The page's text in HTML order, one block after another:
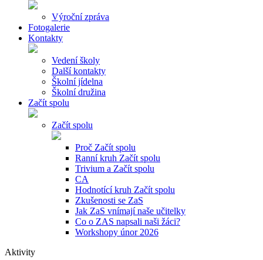
Výroční zpráva
Fotogalerie
Kontakty
Vedení školy
Další kontakty
Školní jídelna
Školní družina
Začít spolu
Začít spolu
Proč Začít spolu
Ranní kruh Začít spolu
Trivium a Začít spolu
CA
Hodnotící kruh Začít spolu
Zkušenosti se ZaS
Jak ZaS vnímají naše učitelky
Co o ZAS napsali naši žáci?
Workshopy únor 2026
Aktivity